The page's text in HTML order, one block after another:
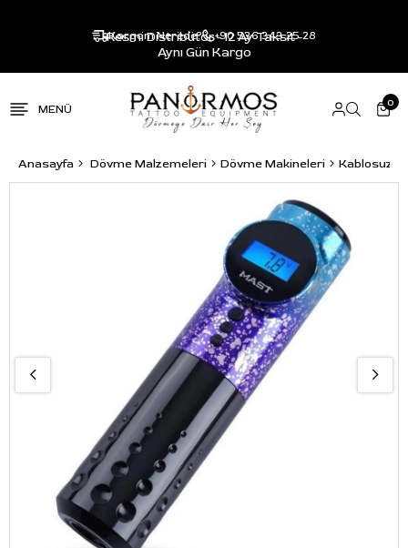
Resmi Distribütör - 12 Ay Taksit -
Aynı Gün Kargo
Kargom Nerede? +90 536 343 25 28
0
Anasayfa Dövme Malzemeleri Dövme Makineleri Kablosuz